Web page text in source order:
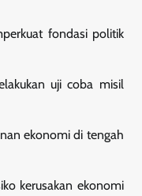
fondasi politik
uji coba misil
ekonomi di tengah
kerusakan ekonomi